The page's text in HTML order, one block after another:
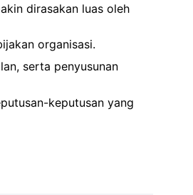
dirasakan luas oleh
organisasi.
serta penyusunan
keputusan yang